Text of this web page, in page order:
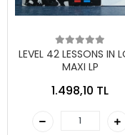
LEVEL 42 LESSONS IN
MAXI LP
1.498,10 TL